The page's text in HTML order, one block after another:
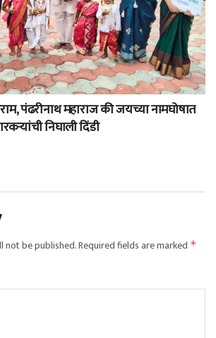
पंढरीनाथ महाराज की जयच्या नामघोषात
निघाली दिंडी
not be published.Required fields are marked *